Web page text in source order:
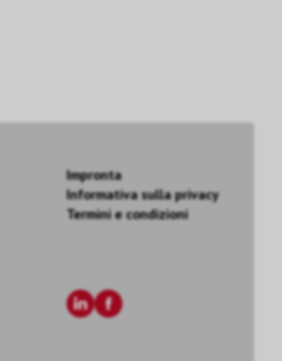
Impronta
Informativa sulla privacy
Termini e condizioni